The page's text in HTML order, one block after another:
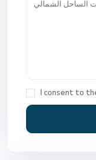
I consent to